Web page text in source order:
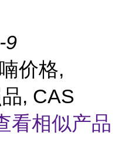
9
价格,
, CAS
看相似产品